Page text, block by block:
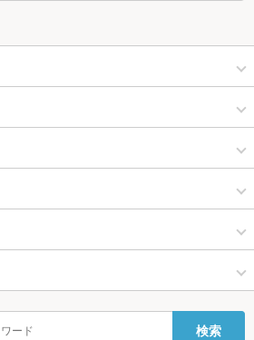
は御座いませんが、悪天候でも安心の室内で、ご
下さい。
(共用) 1000円以上のご利用で3時間まで無料。詳
Ｐをご覧ください。
ステーションスクエア店
ルコ店
チカ店
屋
屋
検索